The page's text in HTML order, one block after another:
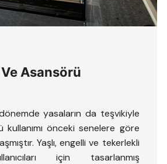
Asansörü
yasaların da teşvikiyle
kullanımı önceki senelere göre
Yaşlı, engelli ve tekerlekli
için tasarlanmış